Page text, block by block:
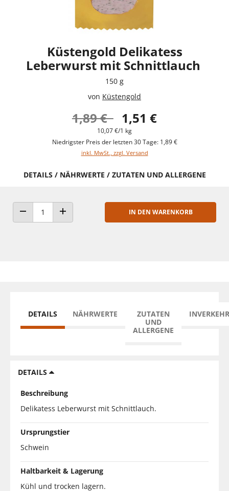
Küstengold Delikatess
Leberwurst mit Schnittlauch
150 g
von Küstengold
1,89 € 1,51 €
10,07 €/1 kg
Niedrigster Preis der letzten 30 Tage: 1,89 €
inkl. MwSt., zzgl. Versand
DETAILS / NÄHRWERTE / ZUTATEN UND ALLERGENE
ANZAHL VERRINGERNANZAHL ERHÖHEN
IN DEN WARENKORB
DETAILS NÄHRWERTE
ZUTATEN
UND
ALLERGENE
DETAILS
Beschreibung
Delikatess Leberwurst mit Schnittlauch.
Ursprungstier
Schwein
Haltbarkeit & Lagerung
Kühl und trocken lagern.